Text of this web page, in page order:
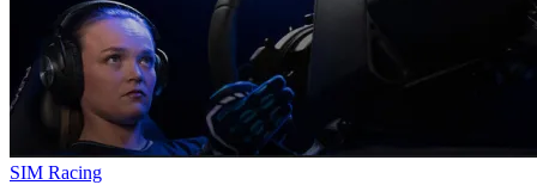
SIM Racing